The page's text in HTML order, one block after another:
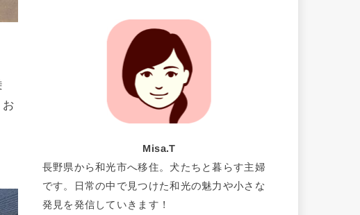
お
Misa.T
長野県から和光市へ移住。犬たちと暮らす主婦
です。日常の中で見つけた和光の魅力や小さな
発見を発信していきます！